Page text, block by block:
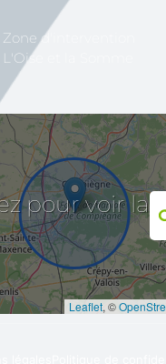
Zone d'intervention
L'Oise et la Somme
pour voir la
Leaflet, ©